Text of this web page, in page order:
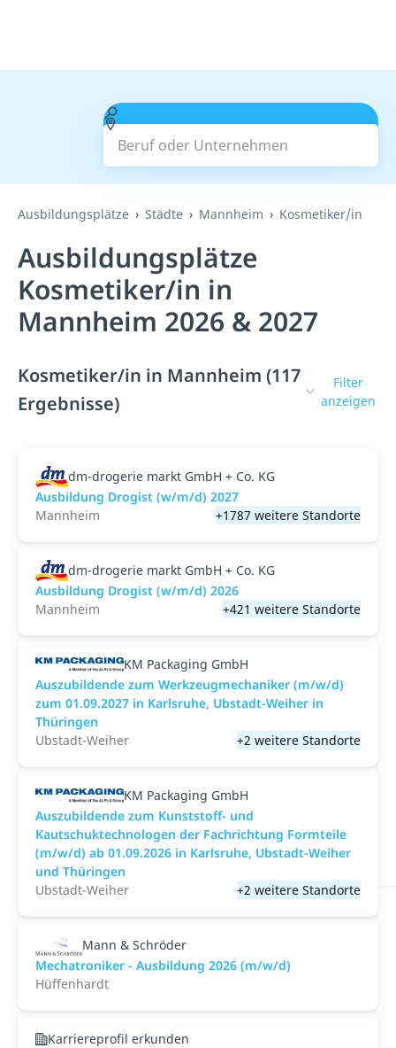
Beruf oder Unternehmen
Suchen
Ausbildungsplätze Städte Mannheim Kosmetiker/in
Ausbildungsplätze
Kosmetiker/in in
Mannheim 2026 & 2027
Kosmetiker/in in Mannheim (117
Ergebnisse)
Filter
anzeigen
dm-drogerie markt GmbH + Co. KG
Ausbildung Drogist (w/m/d) 2027
Mannheim
+1787 weitere Standorte
dm-drogerie markt GmbH + Co. KG
Ausbildung Drogist (w/m/d) 2026
Mannheim
+421 weitere Standorte
KM Packaging GmbH
Auszubildende zum Werkzeugmechaniker (m/w/d)
zum 01.09.2027 in Karlsruhe, Ubstadt-Weiher in
Thüringen
Ubstadt-Weiher
+2 weitere Standorte
KM Packaging GmbH
Auszubildende zum Kunststoff- und
Kautschuktechnologen der Fachrichtung Formteile
(m/w/d) ab 01.09.2026 in Karlsruhe, Ubstadt-Weiher
und Thüringen
Ubstadt-Weiher
+2 weitere Standorte
Mann & Schröder
Mechatroniker - Ausbildung 2026 (m/w/d)
Hüffenhardt
Karriereprofil erkunden